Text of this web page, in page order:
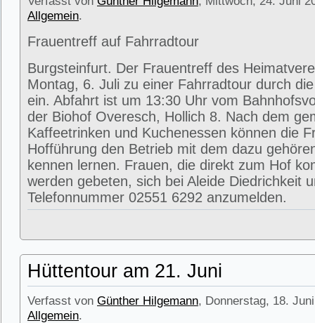
Allgemein.
Frauentreff auf Fahrradtour
Burgsteinfurt. Der Frauentreff des
Montag, 6. Juli zu einer Fahrradtour durch
ein. Abfahrt ist um 13:30 Uhr vom
der Biohof Overesch, Hollich 8. Nach dem
Kaffeetrinken und Kuchenessen können die
Hofführung den Betrieb mit dem dazu
kennen lernen. Frauen, die direkt zum Hof
werden gebeten, sich bei Aleide Diedrichkeit
Telefonnummer 02551 6292 anzumelden.
Hüttentour am 21. Juni
Verfasst von Günther Hilgemann, Donnerstag, 18.
Allgemein.